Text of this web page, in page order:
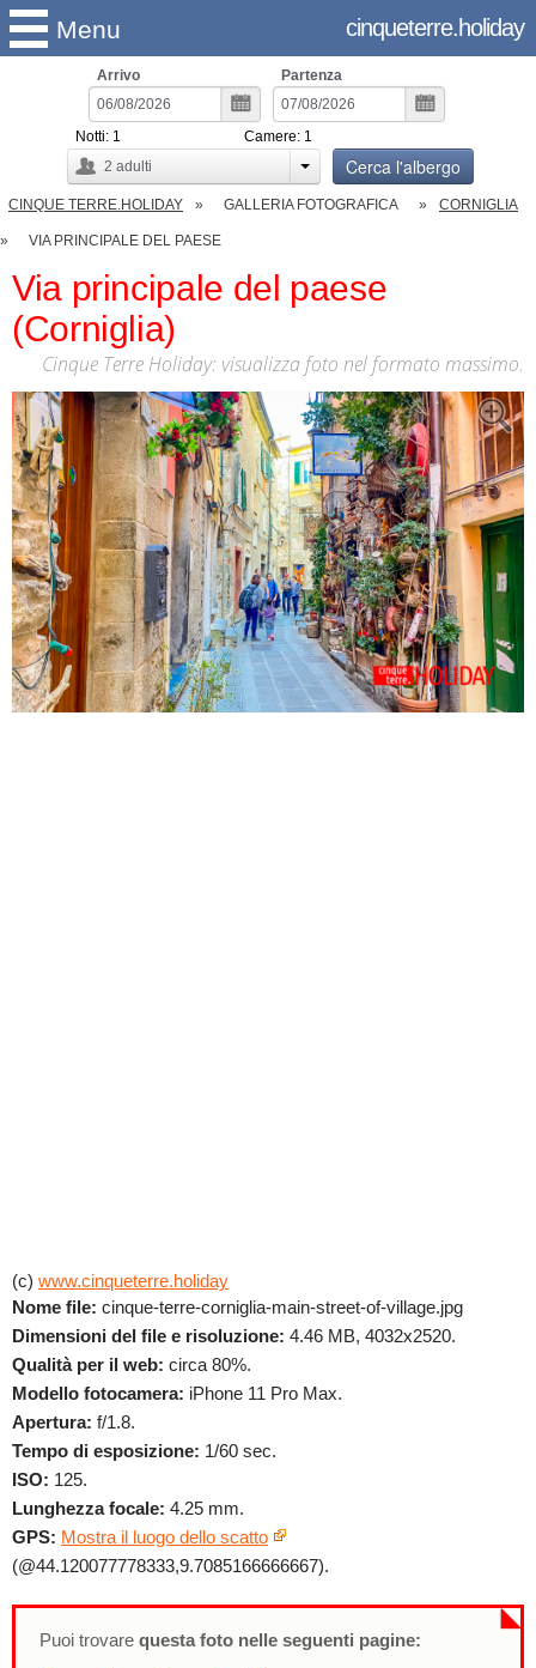
Menu cinqueterre.holiday
Arrivo Partenza
2 adulti
Notti: 1 Camere: 1
Cerca l'albergo
CINQUE TERRE.HOLIDAY GALLERIA FOTOGRAFICA CORNIGLIA
VIA PRINCIPALE DEL PAESE
Via principale del paese
(Corniglia)
Cinque Terre Holiday: visualizza foto nel formato massimo.
(c) www.cinqueterre.holiday
Nome file: cinque-terre-corniglia-main-street-of-village.jpg
Dimensioni del file e risoluzione: 4.46 MB, 4032x2520.
Qualità per il web: circa 80%.
Modello fotocamera: iPhone 11 Pro Max.
Apertura: f/1.8.
Tempo di esposizione: 1/60 sec.
ISO: 125.
Lunghezza focale: 4.25 mm.
GPS: Mostra il luogo dello scatto
(@44.120077778333,9.7085166666667).
Puoi trovare questa foto nelle seguenti pagine: